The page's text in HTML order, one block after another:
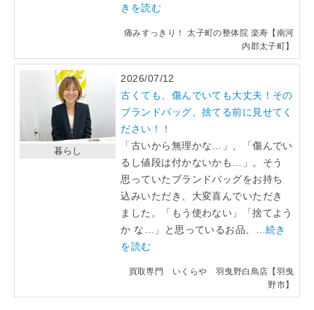
きを読む
痛みすっきり！ 太子町の整体院 楽寿【南河
内郡太子町】
2026/07/12
古くても、傷んでいても大丈夫！その
ブランドバッグ、捨てる前に見せてく
ださい！！
「古いから無理かな…」、「傷んでい
るし値段は付かないかも…」。そう
思っていたブランドバッグをお持ち
込みいただき、大変喜んでいただき
ました。「もう使わない」「捨てよう
か な…」と思っているお品、… 続き
を読む
買取専門 いくらや 羽曳野白鳥店【羽曳
野市】
暮らし